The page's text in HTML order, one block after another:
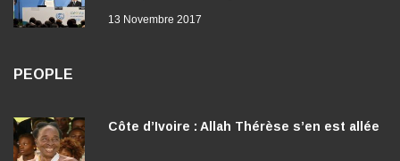
13 Novembre 2017
PEOPLE
Côte d’Ivoire : Allah Thérèse s’en est allée